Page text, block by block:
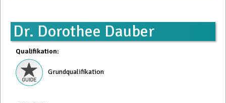
Dr. Dorothee Dauber
Qualifikation:
Grundqualifikation